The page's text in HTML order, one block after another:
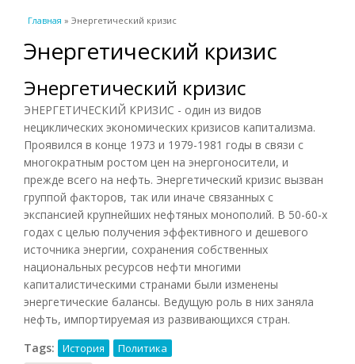
Вы здесь
Главная » Энергетический кризис
Энергетический кризис
Энергетический кризис
ЭНЕРГЕТИЧЕСКИЙ КРИЗИС - один из видов
нециклических экономических кризисов капитализма.
Проявился в конце 1973 и 1979-1981 годы в связи с
многократным ростом цен на энергоносители, и
прежде всего на нефть. Энергетический кризис вызван
группой факторов, так или иначе связанных с
экспансией крупнейших нефтяных монополий. В 50-60-х
годах с целью получения эффективного и дешевого
источника энергии, сохранения собственных
национальных ресурсов нефти многими
капиталистическими странами были изменены
энергетические балансы. Ведущую роль в них заняла
нефть, импортируемая из развивающихся стран.
Tags:
История Политика